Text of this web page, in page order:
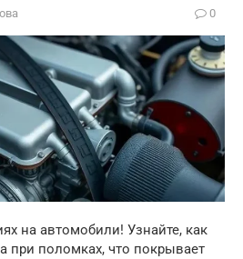
0
на автомобили! Узнайте, как
при поломках, что покрывает